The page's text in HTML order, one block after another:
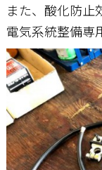
また、酸化防止
電気系統整備専